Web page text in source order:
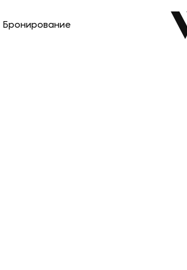
Бронирование